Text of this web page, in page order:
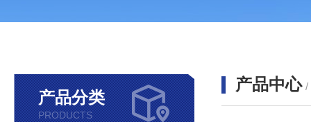
产品分类
PRODUCTS
产品中心 /